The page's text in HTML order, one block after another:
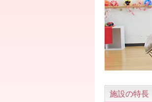
施設の特長